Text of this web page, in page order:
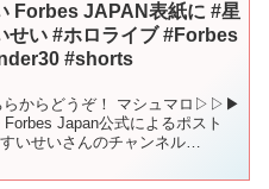
Forbes JAPAN表紙に #星
せい #ホロライブ #Forbes
#shorts
らからどうぞ！ マシュマロ▷▷▶︎
Japan公式によるポスト
いせいさんのチャンネル